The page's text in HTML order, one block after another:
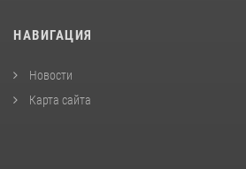
НАВИГАЦИЯ
Новости
Карта сайта